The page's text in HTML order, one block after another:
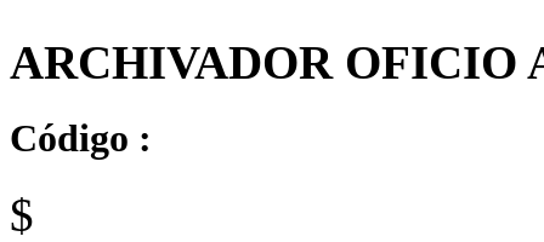
ARCHIVADOR OFICIO
Código :
$